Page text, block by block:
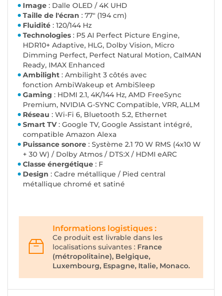
Image : Dalle OLED / 4K UHD
Taille de l'écran : 77" (194 cm)
Fluidité : 120/144 Hz
Technologies : P5 AI Perfect Picture Engine,
HDR10+ Adaptive, HLG, Dolby Vision, Micro
Dimming Perfect, Perfect Natural Motion, CaIMAN
Ready, IMAX Enhanced
Ambilight : Ambilight 3 côtés avec
fonction AmbiWakeup et AmbiSleep
Gaming : HDMI 2.1, 4K/144 Hz, AMD FreeSync
Premium, NVIDIA G-SYNC Compatible, VRR, ALLM
Réseau : Wi-Fi 6, Bluetooth 5.2, Ethernet
Smart TV: Google TV, Google Assistant intégré,
compatible Amazon Alexa
Puissance sonore : Système 2.1 70 W RMS (4x10 W
+ 30 W) / Dolby Atmos / DTS:X / HDMI eARC
Classe énergétique : F
Design : Cadre métallique / Pied central
métallique chromé et satiné
Informations logistiques :
Ce produit est livrable dans les
localisations suivantes : France
(métropolitaine), Belgique,
Luxembourg, Espagne, Italie, Monaco.